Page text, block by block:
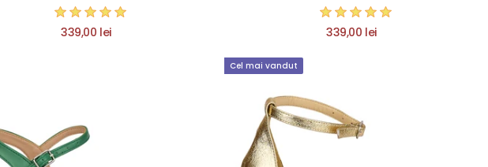
339,00 lei 339,00 lei
Cel mai vandut